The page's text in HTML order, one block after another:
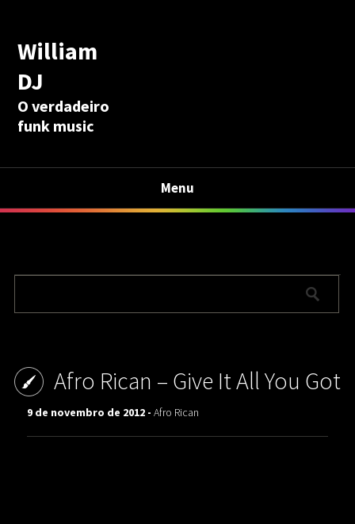
William
DJ
O verdadeiro
funk music
Menu
Afro Rican – Give It All You Got
9 de novembro de 2012 -Afro Rican